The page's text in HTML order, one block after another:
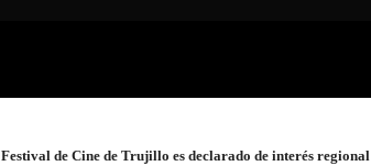
Festival de Cine de Trujillo es declarado de interés regional